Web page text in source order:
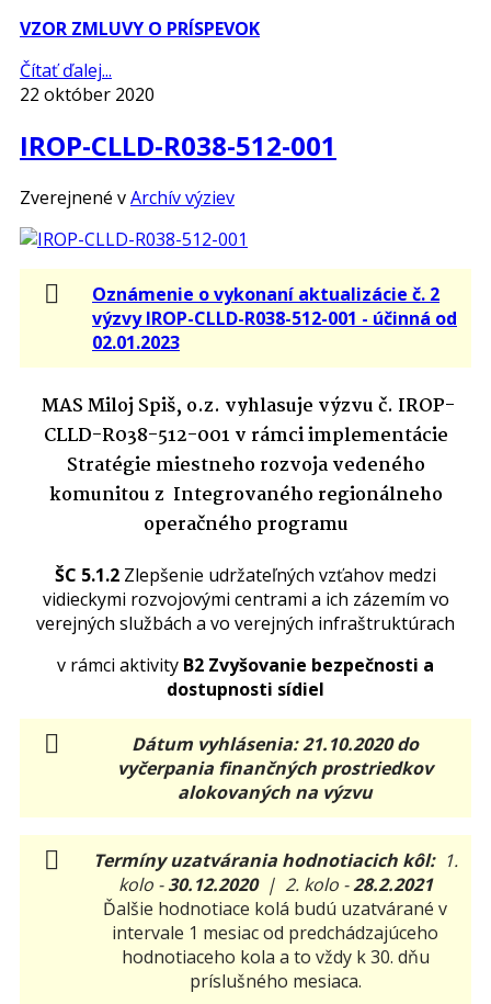
VZOR ZMLUVY O PRÍSPEVOK
Čítať ďalej...
22 október 2020
IROP-CLLD-R038-512-001
Zverejnené vArchív výziev
Oznámenie o vykonaní aktualizácie č. 2
výzvy IROP-CLLD-R038-512-001 - účinná od
02.01.2023
MAS Miloj Spiš, o.z. vyhlasuje výzvu č. IROP-
CLLD-R038-512-001 v rámci implementácie
Stratégie miestneho rozvoja vedeného
komunitou z Integrovaného regionálneho
operačného programu
ŠC 5.1.2 Zlepšenie udržateľných vzťahov medzi
vidieckymi rozvojovými centrami a ich zázemím vo
verejných službách a vo verejných infraštruktúrach
v rámci aktivity B2 Zvyšovanie bezpečnosti a
dostupnosti sídiel
Dátum vyhlásenia: 21.10.2020 do
vyčerpania finančných prostriedkov
alokovaných na výzvu
Termíny uzatvárania hodnotiacich kôl:1.
kolo -30.12.2020| 2. kolo -28.2.2021
Ďalšie hodnotiace kolá budú uzatvárané v
intervale 1 mesiac od predchádzajúceho
hodnotiaceho kola a to vždy k 30. dňu
príslušného mesiaca.